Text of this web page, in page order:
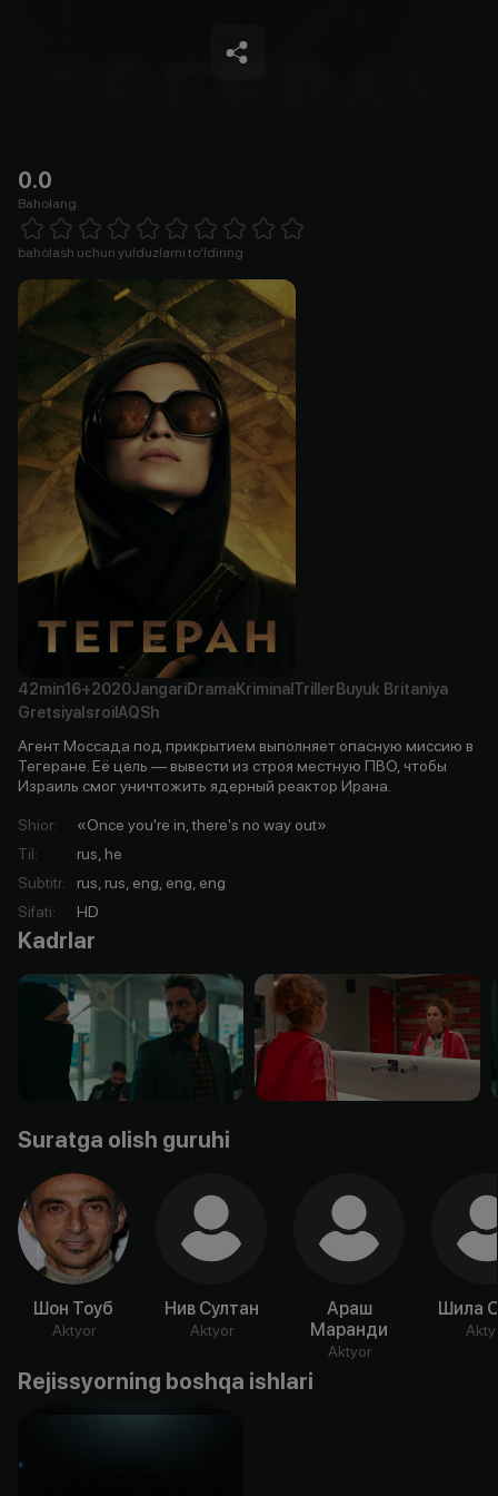
0.0
Baholang
1 Star 2 Stars 3 Stars 4 Stars5 Stars 6 Stars7 Stars8 Stars
baholash uchun yulduzlarni to'ldiring
42min16+2020JangariDramaKriminal Triller Buyuk Britaniya
Gretsiya Isroil AQSh
Агент Моссада под прикрытием выполняет опасную миссию в
Тегеране. Её цель — вывести из строя местную ПВО, чтобы
Израиль смог уничтожить ядерный реактор Ирана.
Shior:
«Once you're in, there's no way out»
Til:
rus, he
Subtitr:
rus, rus, eng, eng, eng
Sifati: HD
Kadrlar
Suratga olish guruhi
Шон Тоуб
Aktyor
Нив Султан
Aktyor
Араш
Маранди
Aktyor
Шила
Rejissyorning boshqa ishlari